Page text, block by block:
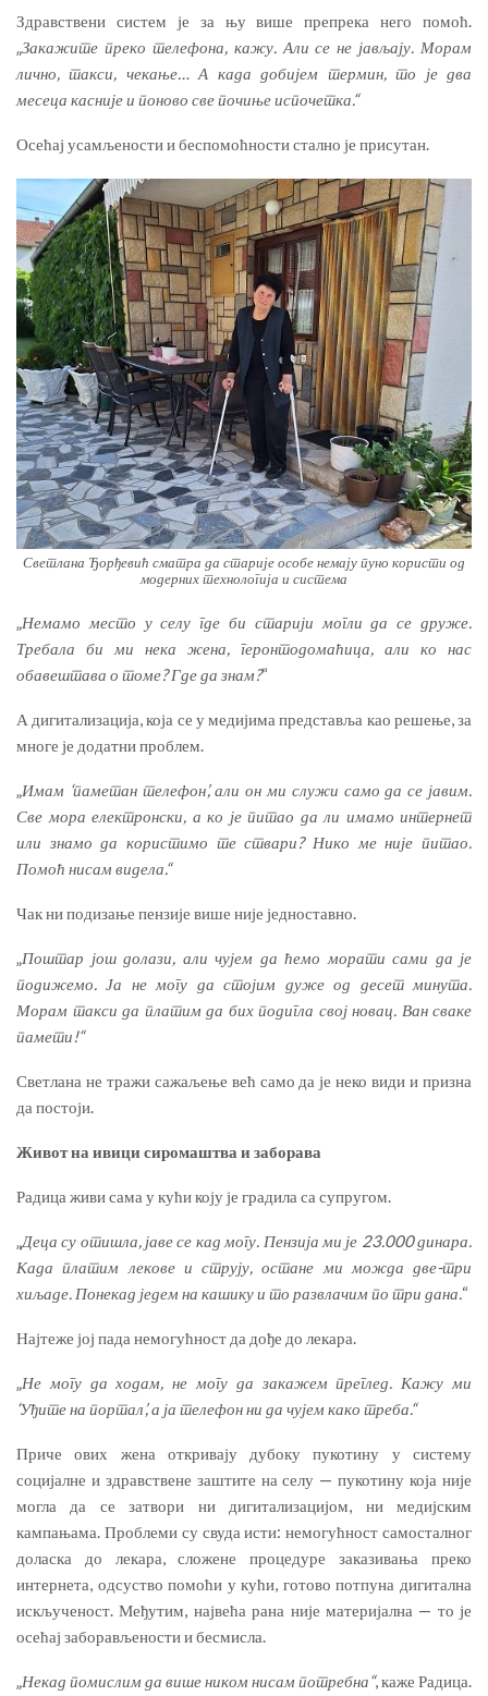
Здравствени систем је за њу више препрека него помоћ.
„Закажите преко телефона, кажу. Али се не јављају. Морам
лично, такси, чекање… А када добијем термин, то је два
месеца касније и поново све почиње испочетка.“
Осећај усамљености и беспомоћности стално је присутан.
Светлана Ђорђевић сматра да старије особе немају пуно користи од
модерних технологија и система
„Немамо место у селу где би старији могли да се друже.
Требала би ми нека жена, геронтодомаћица, али ко нас
обавештава о томе? Где да знам?“
А дигитализација, која се у медијима представља као решење, за
многе је додатни проблем.
„Имам ‘паметан телефон’, али он ми служи само да се јавим.
Све мора електронски, а ко је питао да ли имамо интернет
или знамо да користимо те ствари? Нико ме није питао.
Помоћ нисам видела.“
Чак ни подизање пензије више није једноставно.
„Поштар још долази, али чујем да ћемо морати сами да је
подижемо. Ја не могу да стојим дуже од десет минута.
Морам такси да платим да бих подигла свој новац. Ван сваке
памети!“
Светлана не тражи сажаљење већ само да је неко види и призна
да постоји.
Живот на ивици сиромаштва и заборава
Радица живи сама у кући коју је градила са супругом.
„Деца су отишла, јаве се кад могу. Пензија ми је 23.000 динара.
Када платим лекове и струју, остане ми можда две-три
хиљаде. Понекад једем на кашику и то развлачим по три дана.“
Најтеже јој пада немогућност да дође до лекара.
„Не могу да ходам, не могу да закажем преглед. Кажу ми
‘Уђите на портал’, а ја телефон ни да чујем како треба.“
Приче ових жена откривају дубоку пукотину у систему
социјалне и здравствене заштите на селу — пукотину која није
могла да се затвори ни дигитализацијом, ни медијским
кампањама. Проблеми су свуда исти: немогућност самосталног
доласка до лекара, сложене процедуре заказивања преко
интернета, одсуство помоћи у кући, готово потпуна дигитална
искљученост. Међутим, највећа рана није материјална — то је
осећај заборављености и бесмисла.
„Некад помислим да више ником нисам потребна“, каже Радица.